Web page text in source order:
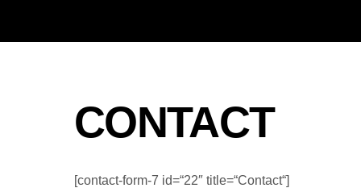
CONTACT
[contact-form-7 id=“22″ title=“Contact“]